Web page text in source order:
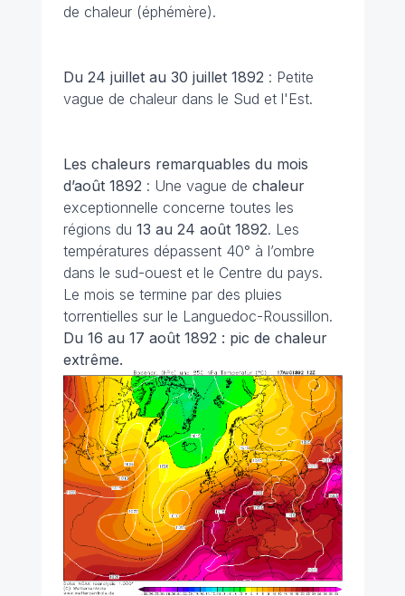
de chaleur (éphémère).
Du 24 juillet au 30 juillet 1892 : Petite
vague de chaleur dans le Sud et l'Est.
Les chaleurs remarquables du mois
d’août 1892 : Une vague de chaleur
exceptionnelle concerne toutes les
régions du 13 au 24 août 1892. Les
températures dépassent 40° à l’ombre
dans le sud-ouest et le Centre du pays.
Le mois se termine par des pluies
torrentielles sur le Languedoc-Roussillon.
Du 16 au 17 août 1892 : pic de chaleur
extrême.